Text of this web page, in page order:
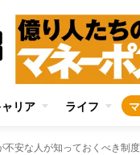
ャリア ライフ
不安な人が知っておくべき制